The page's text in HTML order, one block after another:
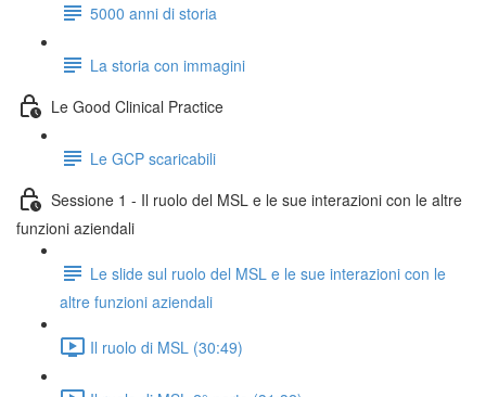
5000 anni di storia
La storia con immagini
Le Good Clinical Practice
Le GCP scaricabili
Sessione 1 - Il ruolo del MSL e le sue interazioni con le altre
funzioni aziendali
Le slide sul ruolo del MSL e le sue interazioni con le
altre funzioni aziendali
Il ruolo di MSL (30:49)